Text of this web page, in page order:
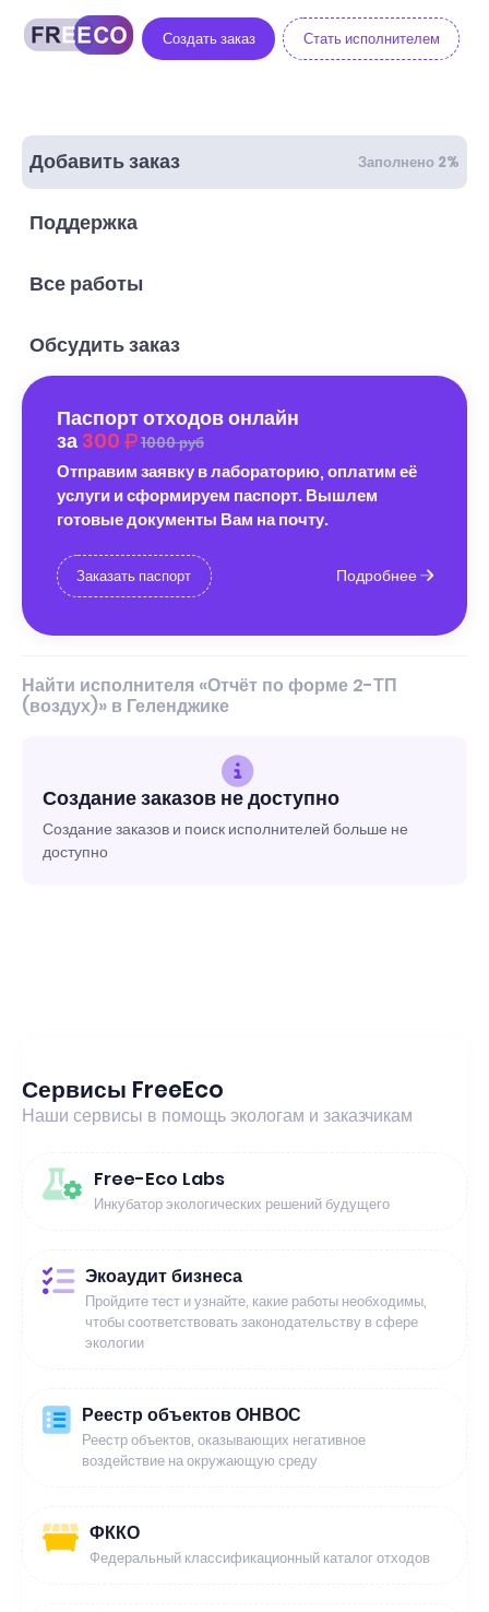
Создать заказ Стать исполнителем
Добавить заказ Заполнено 2%
Поддержка
Все работы
Обсудить заказ
Паспорт отходов онлайн
за 300 1000 руб
Отправим заявку в лабораторию, оплатим её
услуги и сформируем паспорт. Вышлем
готовые документы Вам на почту.
Заказать паспорт Подробнее
Найти исполнителя «Отчёт по форме 2-ТП
(воздух)» в Геленджике
Создание заказов не доступно
Создание заказов и поиск исполнителей больше не
доступно
Сервисы FreeEco
Наши сервисы в помощь экологам и заказчикам
Free-Eco Labs
Инкубатор экологических решений будущего
Экоаудит бизнеса
Пройдите тест и узнайте, какие работы необходимы,
чтобы соответствовать законодательству в сфере
экологии
Реестр объектов ОНВОС
Реестр объектов, оказывающих негативное
воздействие на окружающую среду
ФККО
Федеральный классификационный каталог отходов